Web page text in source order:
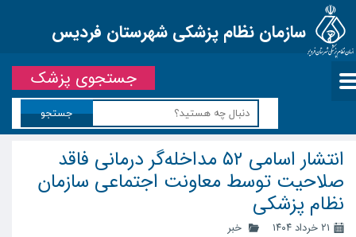
سازمان نظام پزشکی شهرستان فردیس
جستجو
جستجوی پزشک
انتشار اسامی ۵۲ مداخله‌گر درمانی فاقد
صلاحیت توسط معاونت اجتماعی سازمان
نظام پزشکی
۲۱ خرداد ۱۴۰۴ خبر